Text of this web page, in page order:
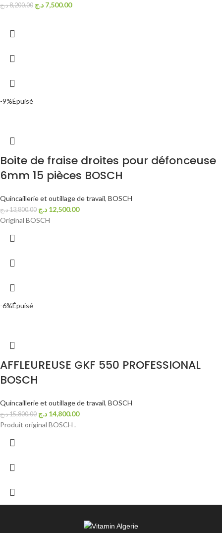
8,200.00د.ج 7,500.00 د.ج
-9%Épuisé
Boite de fraise droites pour défonceuse
6mm 15 pièces BOSCH
Quincaillerie et outillage de travail, BOSCH
13,800.00د.ج 12,500.00 د.ج
Original BOSCH
-6%Épuisé
AFFLEUREUSE GKF 550 PROFESSIONAL
BOSCH
Quincaillerie et outillage de travail, BOSCH
15,800.00د.ج 14,800.00 د.ج
Produit original BOSCH .